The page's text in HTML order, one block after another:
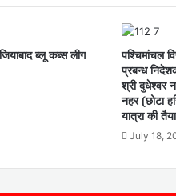
ब्लू कब्स लीग
पश्चिमांचल
प्रबन्ध
श्री दुधेश्वर
नहर (छोटा
यात्रा की
July 18,